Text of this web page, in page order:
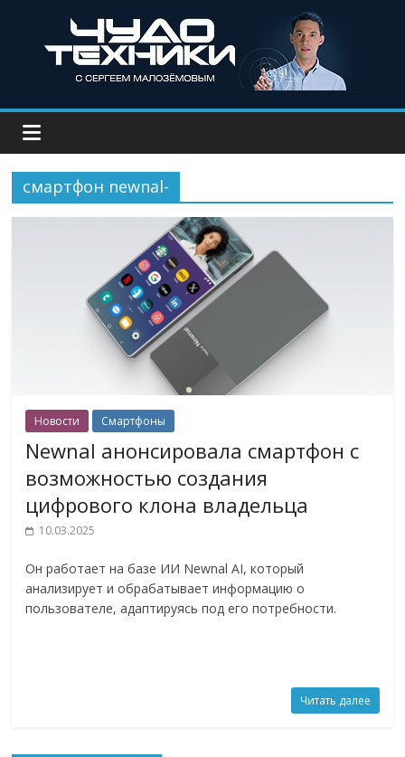
смартфон newnal-
Новости Смартфоны
Newnal анонсировала смартфон c
возможностью создания
цифрового клона владельца
10.03.2025
Он работает на базе ИИ Newnal AI, который
анализирует и обрабатывает информацию о
пользователе, адаптируясь под его потребности.
Читать далее